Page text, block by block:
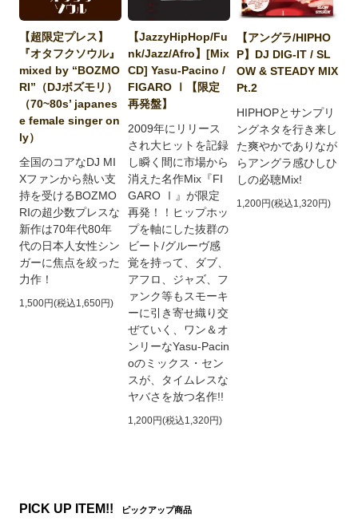
【超限定プレス】
『オタフクソウル』
mixed by “BOZMO
RI”（DJボズモリ）
（70~80s’ japanes
e female singer on
ly）
全国のコアなDJ MI
Xファンから熱い支
持を受けるBOZMO
RIの超少数プレスな
新作は70年代80年
代の日本人女性シン
ガーに焦点を絞った
力作！
1,500円(税込1,650円)
【JazzyHipHop/Fu
nk/Jazz/Afro】[Mix
CD] Yasu-Pacino /
FIGARO Ⅰ【限定
再発盤】
2009年にリリース
され大ヒットを記録
し瞬く間に市場から
消えた名作Mix『FI
GARO Ⅰ』が限定
再発！！ヒップホッ
プを軸にした抜群の
ビート/グルーヴ感
覚を持って、ダブ、
アフロ、ジャズ、フ
ァンク等もスモーキ
ーに引き寄せ織り交
ぜていく、ワン＆オ
ンリーなYasu-Pacin
oのミックス・セン
スが、タイムレスな
ヤバさを放つ名作!!
1,200円(税込1,320円)
【アングラ/HIPHO
P】DJ DIG-IT / SL
OW & STEADY MIX
Pt.2
HIPHOPとサンプリ
ングネタを行き来し
た爽やかでありなが
らアングラ感ひしひ
しの必聴Mix!
1,200円(税込1,320円)
PICK UP ITEM!! ピックアップ商品